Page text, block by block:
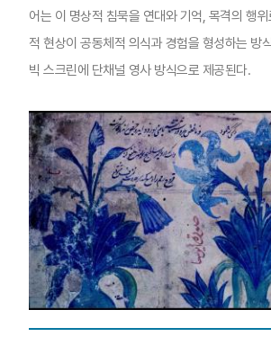
어는 이 명상적 침묵을 연대와 기억, 목격의 행
적 현상이 공동체적 의식과 경험을 형성하는 방
빅 스크린에 단채널 영사 방식으로 제공된다.